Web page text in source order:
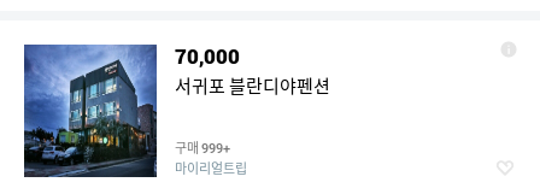
70,000
서귀포 블란디야펜션
구매 999+
마이리얼트립